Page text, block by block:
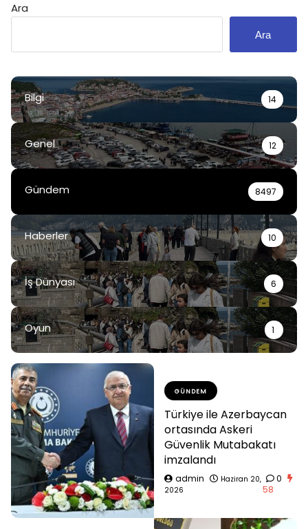
Ara
Ara
Bilgi 14
Genel 12
Gündem 8497
Haberler 10
İş Dünyası 6
Oyun 1
GÜNDEM
Türkiye ile Azerbaycan
ortasında Askeri
Güvenlik Mutabakatı
imzalandı
admin
Haziran 20,
2026
0
58